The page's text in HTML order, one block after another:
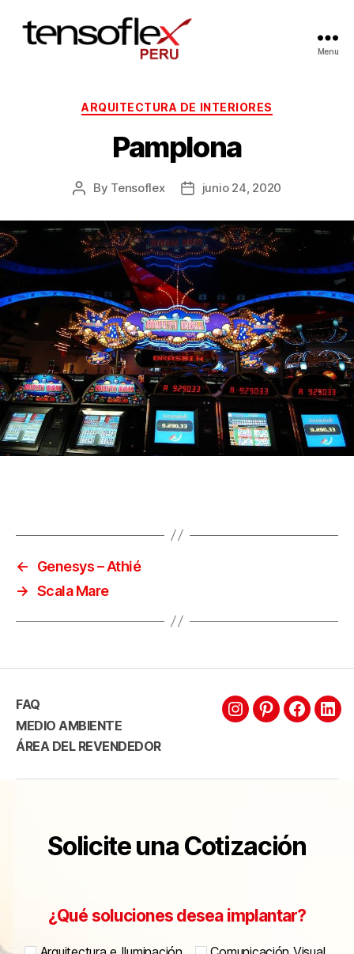
Menu
ARQUITECTURA DE INTERIORES
Pamplona
By Tensoflex junio 24, 2020
←
Genesys – Athié
→ Scala Mare
FAQ
MEDIO AMBIENTE
ÁREA DEL REVENDEDOR
Solicite una Cotización
¿Qué soluciones desea implantar?